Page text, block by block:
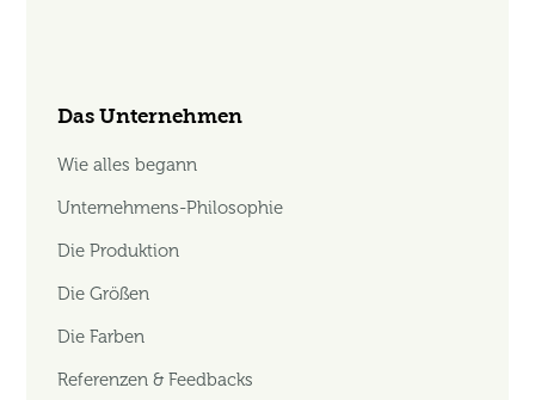
Das Unternehmen
Wie alles begann
Unternehmens-Philosophie
Die Produktion
Die Größen
Die Farben
Referenzen & Feedbacks